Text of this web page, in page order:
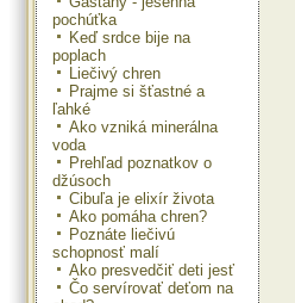
pochúťka
Keď srdce bije na
poplach
Liečivý chren
Prajme si šťastné a
ľahké
Ako vzniká minerálna
voda
Prehľad poznatkov o
džúsoch
Cibuľa je elixír života
Ako pomáha chren?
Poznáte liečivú
schopnosť malí
Ako presvedčiť deti jesť
Čo servírovať deťom na